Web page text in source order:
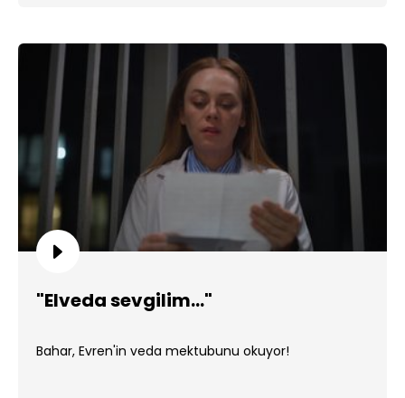
"Elveda sevgilim..."
Bahar, Evren'in veda mektubunu okuyor!